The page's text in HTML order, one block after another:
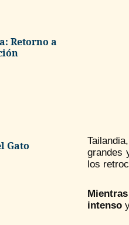
Retorno a
Gato
grandes
los
intensoy